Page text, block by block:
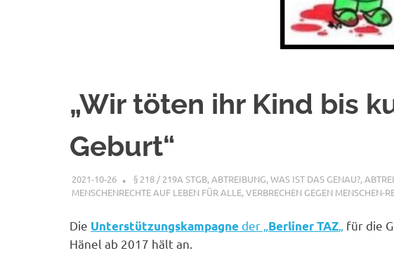
„Wir töten ihr Kind bis
Geburt“
2021-10-26 XX
§ 218 / 219A STGB,ABTREIBUNG, WAS IST DAS GENAU?,
MENSCHENRECHTE AUF LEBEN FÜR ALLE,VERBRECHEN GEGEN MENSCHEN-
Die Unterstützungskampagneder „ Berliner TAZ für die
Hänel ab 2017 hält an.